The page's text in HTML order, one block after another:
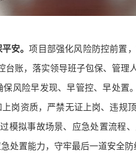
平安。项目部强化风险防控前置
台账，落实领导班子包保、管理
风险早发现、早管控、早处置
岗资质，严禁无证上岗、违规
模拟事故场景、应急处置流程
处置能力，守牢最后一道安全防